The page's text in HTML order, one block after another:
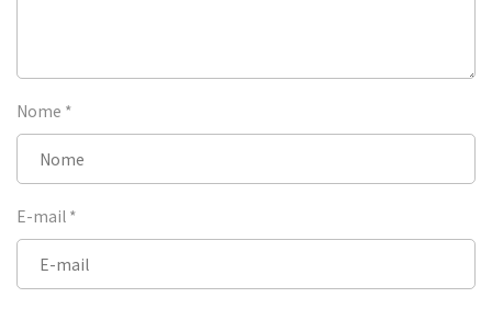
Nome *
E-mail *